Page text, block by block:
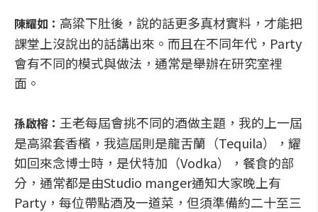
陳耀如： 高粱下肚後，說的話更多真材實料，才能把
課堂上沒說出的話講出來。而且在不同年代，Party
會有不同的模式與做法，通常是舉辦在研究室裡
面。
孫啟榕： 王老每屆會挑不同的酒做主題，我的上一屆
是高粱套香檳，我這屆則是龍舌蘭（Tequila），耀
如回來念博士時，是伏特加（Vodka），餐食的部
分，通常都是由Studio manger通知大家晚上有
Party，每位帶點酒及一道菜，但須準備約二十至三